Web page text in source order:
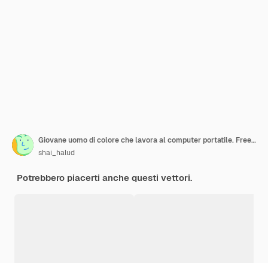
Giovane uomo di colore che lavora al computer portatile. Freelance, lavoro a distanza, studio online, concetto di lavoro da casa. Stile piano Illustrazione vettoriale.
shai_halud
Potrebbero piacerti anche questi vettori.